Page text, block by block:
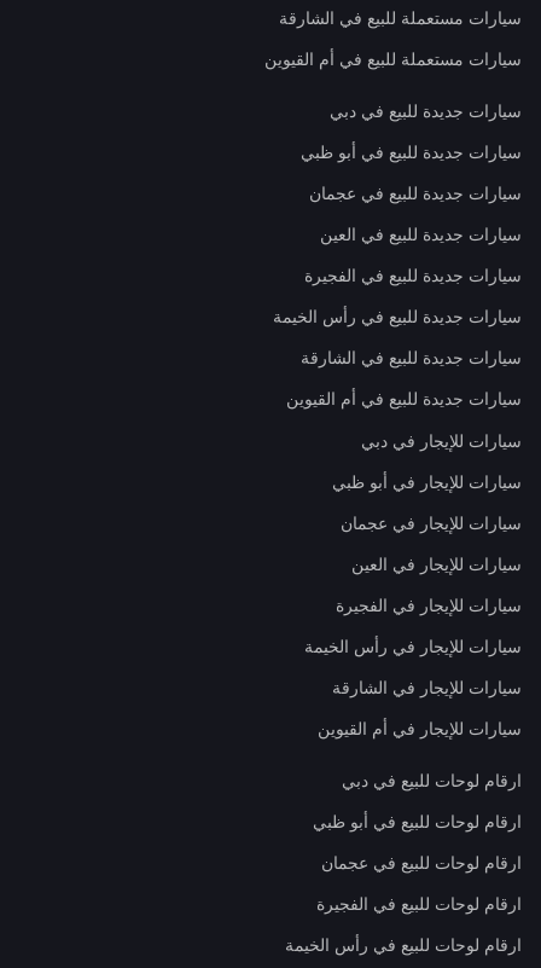
سيارات مستعملة للبيع في الشارقة
سيارات مستعملة للبيع في أم القيوين
سيارات جديدة للبيع في دبي
سيارات جديدة للبيع في أبو ظبي
سيارات جديدة للبيع في عجمان
سيارات جديدة للبيع في العين
سيارات جديدة للبيع في الفجيرة
سيارات جديدة للبيع في رأس الخيمة
سيارات جديدة للبيع في الشارقة
سيارات جديدة للبيع في أم القيوين
سيارات للإيجار في دبي
سيارات للإيجار في أبو ظبي
سيارات للإيجار في عجمان
سيارات للإيجار في العين
سيارات للإيجار في الفجيرة
سيارات للإيجار في رأس الخيمة
سيارات للإيجار في الشارقة
سيارات للإيجار في أم القيوين
ارقام لوحات للبيع في دبي
ارقام لوحات للبيع في أبو ظبي
ارقام لوحات للبيع في عجمان
ارقام لوحات للبيع في الفجيرة
ارقام لوحات للبيع في رأس الخيمة